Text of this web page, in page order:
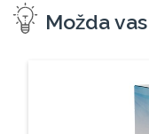
Možda